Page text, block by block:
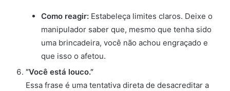
Como reagir: Estabeleça limites claros. Deixe o
manipulador saber que, mesmo que tenha sido
uma brincadeira, você não achou engraçado e
que isso o afetou.
“Você está louco.”
Essa frase é uma tentativa direta de desacreditar a